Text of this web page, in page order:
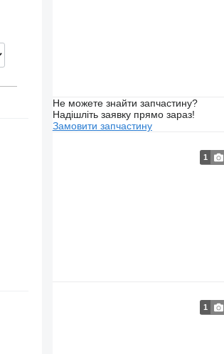
Не можете знайти запчастину?
Надішліть заявку прямо зараз!
Замовити запчастину
1
1